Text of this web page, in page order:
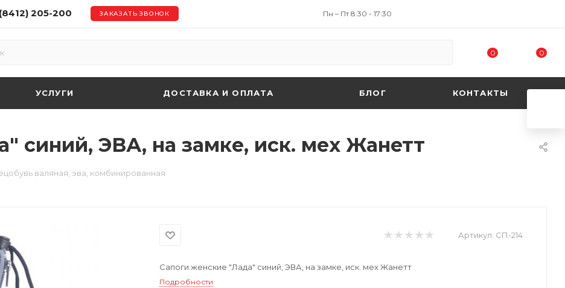
205-200 ЗАКАЗАТЬ ЗВОНОК Пн – Пт 8:30 - 17:30
0 0
УСЛУГИ ДОСТАВКА И ОПЛАТА БЛОГ КОНТАКТЫ
синий, ЭВА, на замке, иск. мех Жанетт
валяная, эва, комбинированная
Артикул: СП-214
Сапоги женские "Лада" синий, ЭВА, на замке, иск. мех Жанетт
Подробности